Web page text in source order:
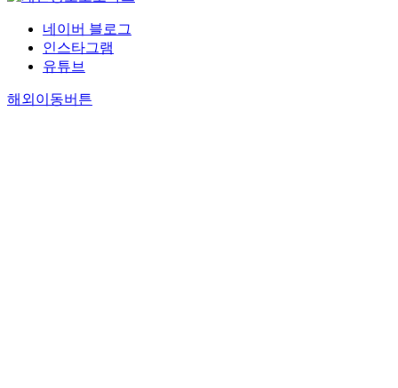
네이버 블로그
인스타그램
유튜브
해외이동버튼